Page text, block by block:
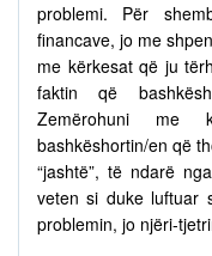
problemi. Për
financave, jo me
me kërkesat që ju
faktin që
Zemërohuni
bashkëshortin/en që
“jashtë”, të ndarë
veten si duke luftuar
problemin, jo njëri-